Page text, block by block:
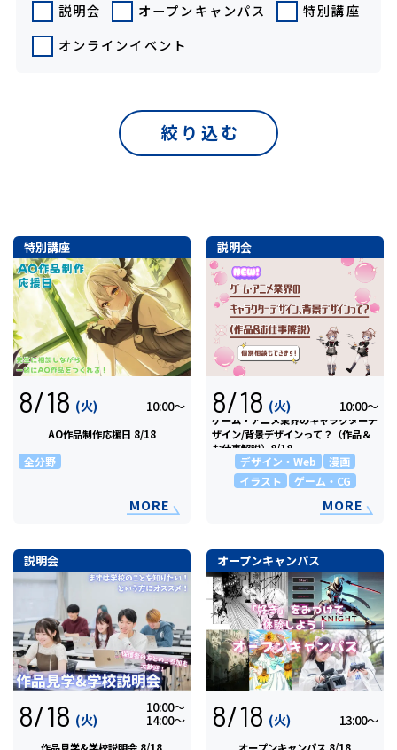
説明会 オープンキャンパス
特別講座
オンラインイベント
絞り込む
特別講座
8/18 (火) 10:00〜
AO作品制作応援日 8/18
全分野
MORE
説明会
8/18 (火) 10:00〜
ゲーム・アニメ業界のキャラクターデ
ザイン/背景デザインって？（作品＆
お仕事解説）8/18
デザイン・Web
漫画
イラスト
ゲーム・CG
MORE
説明会
8/18 (火)
10:00〜
14:00〜
オープンキャンパス
8/18 (火) 13:00〜